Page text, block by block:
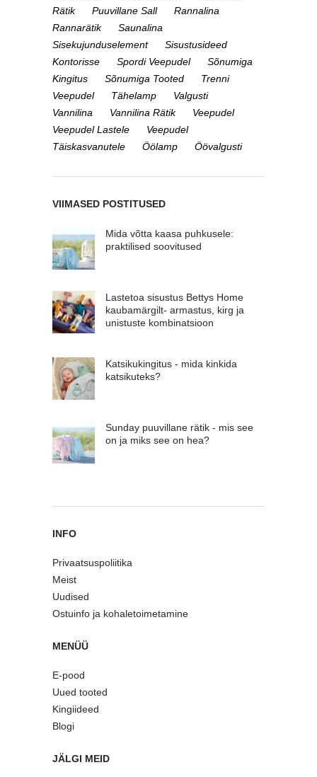
Rätik
Puuvillane Sall
Rannalina
Rannarätik
Saunalina
Sisekujunduselement
Sisustusideed
Kontorisse
Spordi Veepudel
Sõnumiga
Kingitus
Sõnumiga Tooted
Trenni
Veepudel
Tähelamp
Valgusti
Vannilina
Vannilina Rätik
Veepudel
Veepudel Lastele
Veepudel
Täiskasvanutele
Öölamp Öövalgusti
VIIMASED POSTITUSED
Mida võtta kaasa puhkusele:
praktilised soovitused
Lastetoa sisustus Bettys Home
kaubamärgilt- armastus, kirg ja
unistuste kombinatsioon
Katsikukingitus - mida kinkida
katsikuteks?
Sunday puuvillane rätik - mis see
on ja miks see on hea?
INFO
Privaatsuspoliitika
Meist
Uudised
Ostuinfo ja kohaletoimetamine
MENÜÜ
E-pood
Uued tooted
Kingiideed
Blogi
JÄLGI MEID